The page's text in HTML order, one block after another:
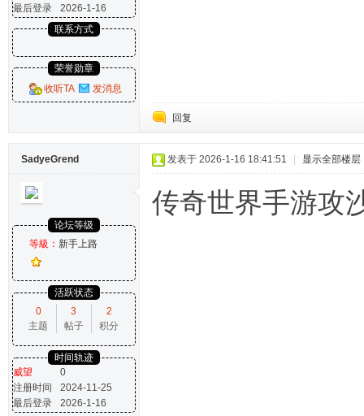
最后登录
2026-1-16
联系方式
荣誉勋章
收听TA
发消息
回复
SadyeGrend
论坛等级
等級： 新手上路
活跃状态
0
主题
3
帖子
2
积分
时间轨迹
威望
0
注册时间
2024-11-25
最后登录
2026-1-16
发表于 2026-1-16 18:41:51 显示全部楼层
传奇世界手游攻